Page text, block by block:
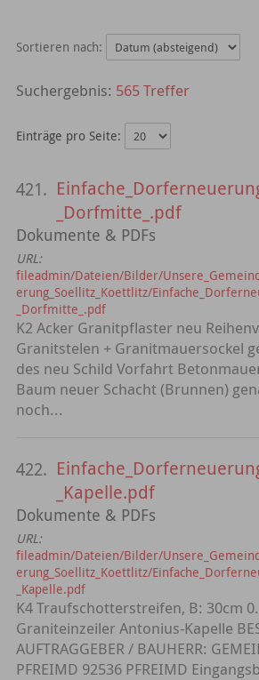
Sortieren nach:
565 Treffer
Einträge pro Seite:
421.
_Dorfmitte_.pdf
Dokumente & PDFs
URL:
fileadmin/Dateien/Bilder/
erung_Soellitz_Koettlitz/
_Dorfmitte_.pdf
K2 Acker Granitpflaster neu
Granitstelen + Granitmauersockel
des neu Schild Vorfahrt
Baum neuer Schacht (Brunnen)
noch...
422.
_Kapelle.pdf
Dokumente & PDFs
URL:
fileadmin/Dateien/Bilder/
erung_Soellitz_Koettlitz/
_Kapelle.pdf
K4 Traufschotterstreifen, B: 30cm
Graniteinzeiler Antonius-Kapelle
AUFTRAGGEBER / BAUHERR:
PFREIMD 92536 PFREIMD